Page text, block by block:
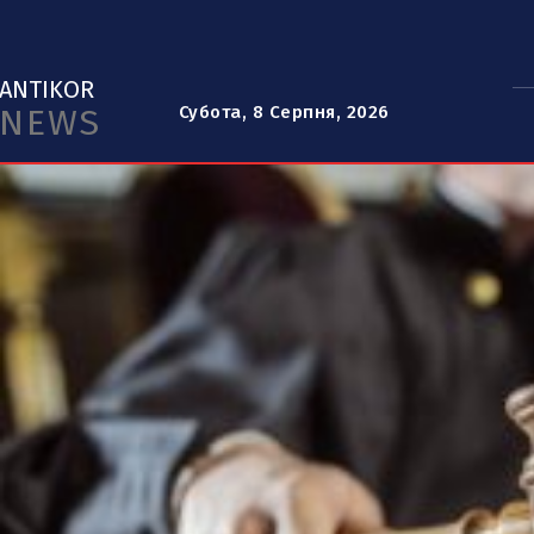
ANTIKOR
NEWS Субота, 8 Серпня, 2026